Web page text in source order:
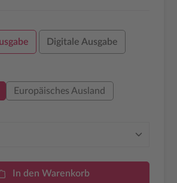
Digitale Ausgabe
Europäisches Ausland
Gib den gewünschten
In den Warenkorb